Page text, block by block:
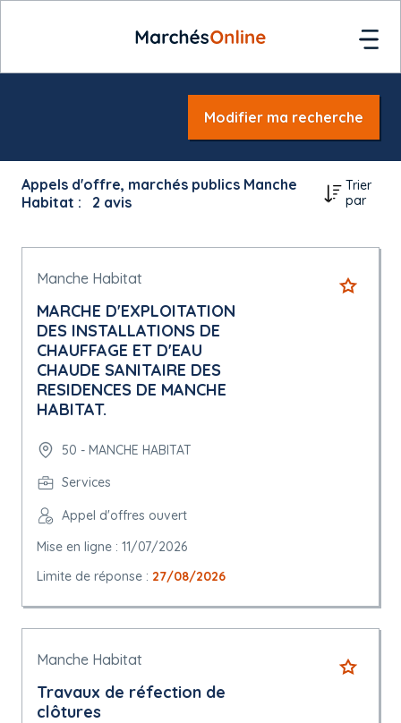
Modifier ma recherche
Appels d'offre, marchés publics Manche
Habitat :
2 avis
Trier
par
Manche Habitat
MARCHE D'EXPLOITATION
DES INSTALLATIONS DE
CHAUFFAGE ET D'EAU
CHAUDE SANITAIRE DES
RESIDENCES DE MANCHE
HABITAT.
50 - MANCHE HABITAT
Services
Appel d'offres ouvert
Mise en ligne : 11/07/2026
Limite de réponse : 27/08/2026
Manche Habitat
Travaux de réfection de
clôtures